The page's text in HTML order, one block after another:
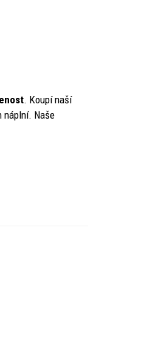
. Koupí naší
náplní. Naše